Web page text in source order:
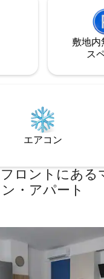
敷地内
ス⁠
エアコン
ロントにある
ン・アパート